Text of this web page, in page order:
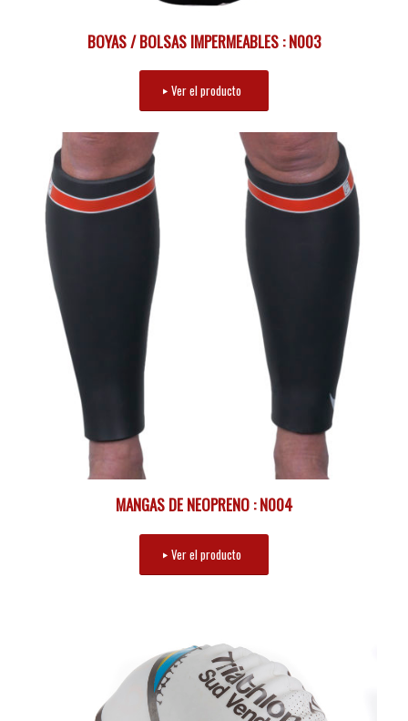
BOYAS / BOLSAS IMPERMEABLES : N003
Ver el producto
MANGAS DE NEOPRENO : N004
Ver el producto